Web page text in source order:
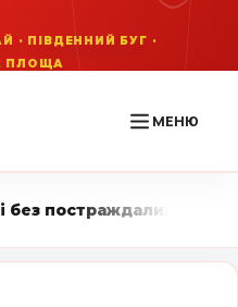
МЕНЮ
LIVE стежить